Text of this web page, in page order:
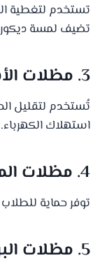
تستخدم لتغطية
تضيف لمسة
3. مظلات الأسطح
تُستخدم لتقليل
استهلاك الكهرباء.
4. مظلات المدارس والمرافق العامة
توفر حماية للطلاب
5. مظلات البرجولات